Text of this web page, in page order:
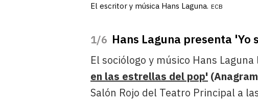
El escritor y música Hans Laguna. ECB
/6 Hans Laguna presenta 'Yo
El sociólogo y músico Hans
en las estrellas del pop'
Salón Rojo del Teatro Principal a